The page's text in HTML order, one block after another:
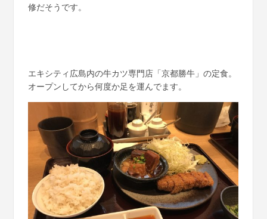
修だそうです。
エキシティ広島内の牛カツ専門店「京都勝牛」の定食。
オープンしてから何度か足を運んでます。